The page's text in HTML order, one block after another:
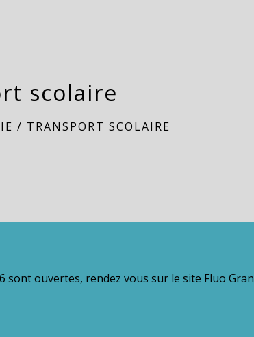
scolaire
/ TRANSPORT SCOLAIRE
ouvertes, rendez vous sur le site Fluo